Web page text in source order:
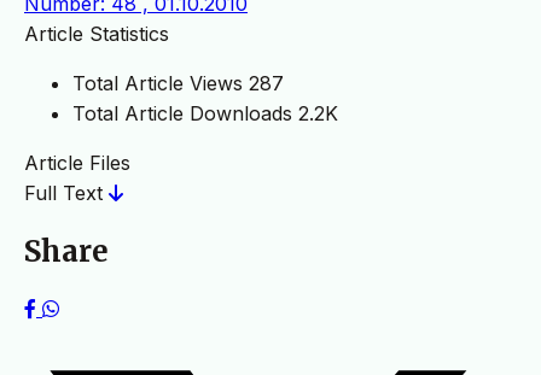
Article Statistics
Total Article Views 287
Total Article Downloads 2.2K
Article Files
Full Text
Share